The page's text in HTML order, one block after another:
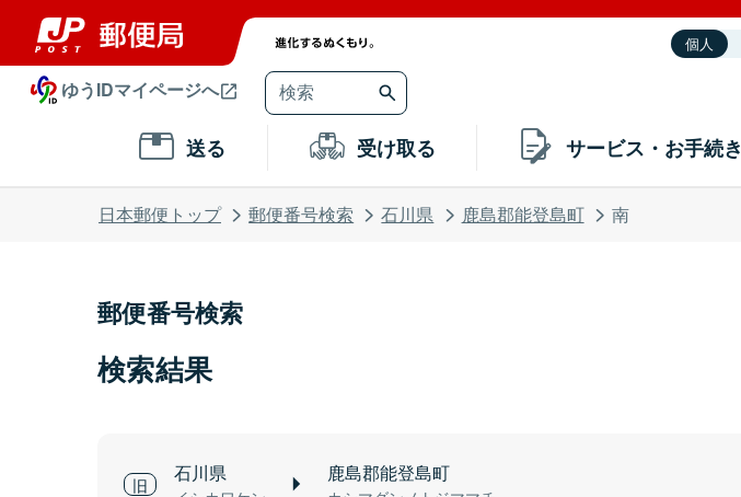
個人
ゆうIDマイページへ
送る 受け取る サービス・お手続き
日本郵便トップ 郵便番号検索 石川県 鹿島郡能登島町 南
郵便番号検索
検索結果
石川県 鹿島郡能登島町